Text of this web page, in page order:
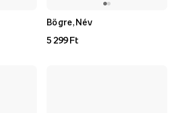
Bögre, Név
5 299 Ft